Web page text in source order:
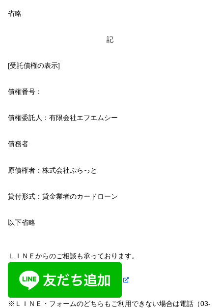
省略
記
[受託債権の表示]
債権番号：
債権委託人：有限会社エフエムシー
債務者
原債権者：株式会社ぷらっと
貸付形式：貸金業者のカードローン
以下省略
ＬＩＮＥからのご相談も承っております。
※ＬＩＮＥ・フォームのどちらもご利用できない場合は電話（03-